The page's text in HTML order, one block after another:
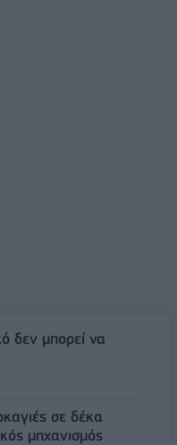
δεν μπορεί να
σε δέκα
μηχανισμός